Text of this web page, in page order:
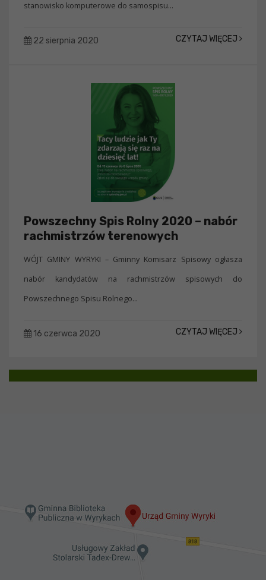
stanowisko komputerowe do samospisu...
22 sierpnia 2020 CZYTAJ WIĘCEJ
Powszechny Spis Rolny 2020 – nabór
rachmistrzów terenowych
WÓJT GMINY WYRYKI – Gminny Komisarz Spisowy ogłasza
nabór kandydatów na rachmistrzów spisowych do
Powszechnego Spisu Rolnego...
16 czerwca 2020 CZYTAJ WIĘCEJ